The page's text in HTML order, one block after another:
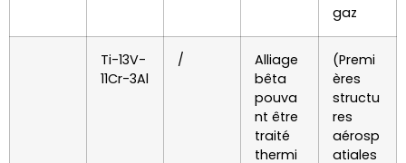
gaz
Ti-13V-
11Cr-3Al
/
Alliage
bêta
pouva
nt être
traité
thermi
(Premi
ères
structu
res
aérosp
atiales